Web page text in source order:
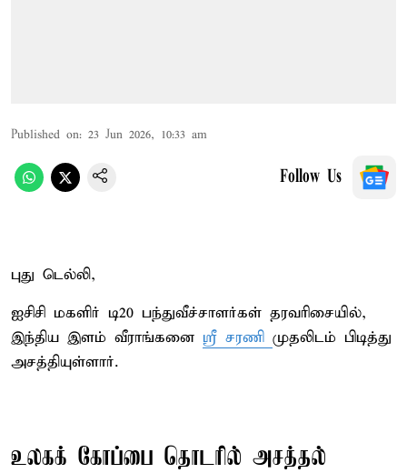
Published on: 23 Jun 2026, 10:33 am
Follow Us
புது டெல்லி,
ஐசிசி மகளிர் டி20 பந்துவீச்சாளர்கள் தரவரிசையில்,
இந்திய இளம் வீராங்கனை ஸ்ரீ சரணி முதலிடம் பிடித்து
அசத்தியுள்ளார்.
உலகக் கோப்பை தொடரில் அசத்தல்